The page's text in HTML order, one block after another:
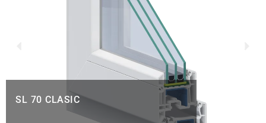
SL 70 CLASIC